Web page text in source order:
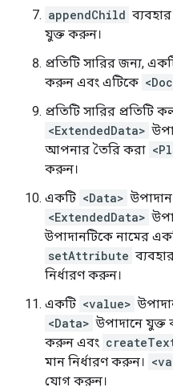
appendChild
যুক্ত করুন।
প্রতিটি সারির জন্য,
করুন এবং এটিকে
প্রতিটি সারির প্রতিটি
<ExtendedData>
আপনার তৈরি করা
করুন।
একটি <Data>
<ExtendedData>
উপাদানটিকে নামের
setAttribute
নির্ধারণ করুন।
একটি <value>
<Data> উপাদানে
করুন এবং
মান নির্ধারণ করুন।
যোগ করুন।